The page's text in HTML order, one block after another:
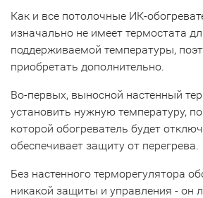
Как и все потолочные ИК-
изначально не имеет термостата
поддерживаемой температуры,
приобретать дополнительно.
Во-первых, выносной настенный
установить нужную температуру,
которой обогреватель будет
обеспечивает защиту от перегрева.
Без настенного терморегулятора
никакой защиты и управления - он